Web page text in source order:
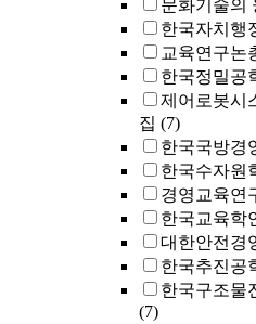
문화기술의
한국자치행
교육연구논
한국정밀공
제어로봇시
집 (7)
한국국방경
한국수자원
경영교육연
한국교육학
대한안전경
한국추진공
한국구조물
(7)